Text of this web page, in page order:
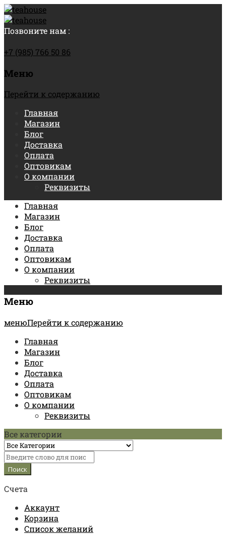
Позвоните нам :
+7 (985) 766 50 86
Меню
Перейти к содержанию
Главная
Магазин
Блог
Доставка
Оплата
Оптовикам
О компании
Реквизиты
Главная
Магазин
Блог
Доставка
Оплата
Оптовикам
О компании
Реквизиты
Меню
менюПерейти к содержанию
Главная
Магазин
Блог
Доставка
Оплата
Оптовикам
О компании
Реквизиты
Все категории
Счета
Аккаунт
Корзина
Список желаний